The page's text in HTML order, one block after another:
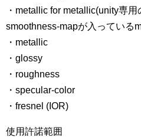
・metallic for metallic(unity専
smoothness-mapが入っている
・metallic
・glossy
・roughness
・specular-color
・fresnel (IOR)
使用許諾範囲